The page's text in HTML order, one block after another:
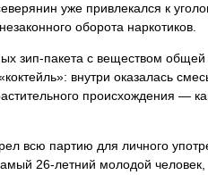
уже привлекался к
оборота наркотиков.
зип-пакета с веществом
внутри оказалась
происхождения —
всю партию для личного
26-летний молодой человек,